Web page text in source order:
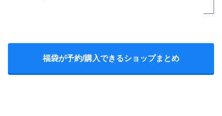
福袋が予約/購入できるショップまとめ